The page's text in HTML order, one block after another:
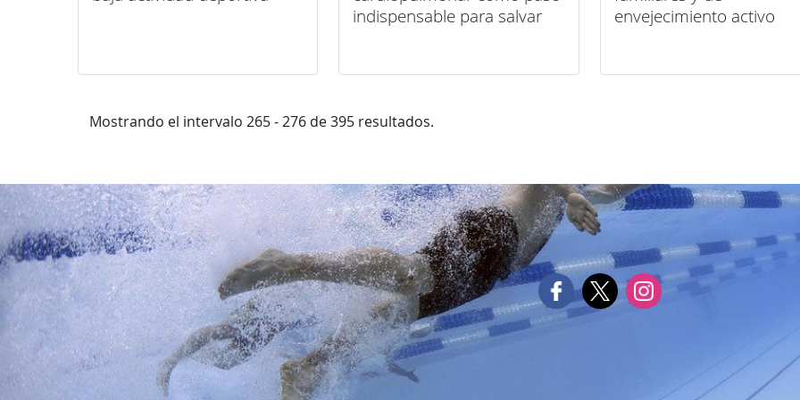
indispensable para salvar
envejecimiento activo
Mostrando el intervalo 265 - 276 de 395 resultados.